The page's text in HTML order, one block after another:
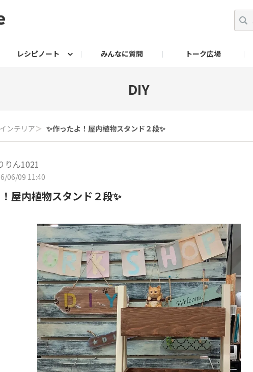
レシピノート みんなに質問 トーク広場
DIY
インテリア＞ ✨作ったよ！屋内植物スタンド２段✨
りん1021
06/09 11:40
屋内植物スタンド２段✨